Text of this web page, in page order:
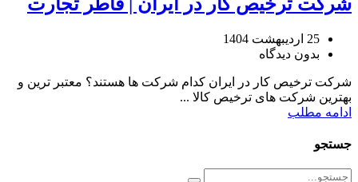
25 اردیبهشت 1404
بدون دیدگاه
شرکت ترخیص کار در ایران کدام شرکت ها هستند؟ معتبر ترین و
بهترین شرکت های ترخیص کالا ...
ادامه مطلب
جستجو